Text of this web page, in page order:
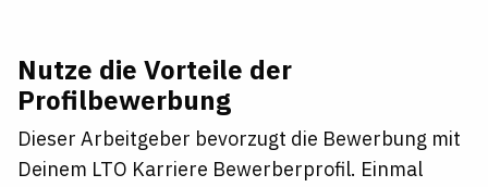
Nutze die Vorteile der
Profilbewerbung
Dieser Arbeitgeber bevorzugt die Bewerbung mit
Deinem LTO Karriere Bewerberprofil. Einmal